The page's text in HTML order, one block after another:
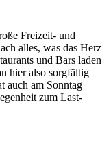
Freizeit- und
alles, was das Herz
und Bars laden
hier also sorgfältig
auch am Sonntag
zum Last-